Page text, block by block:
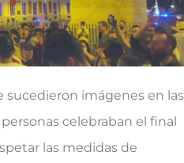
sucedieron imágenes en las
celebraban el final
las medidas de